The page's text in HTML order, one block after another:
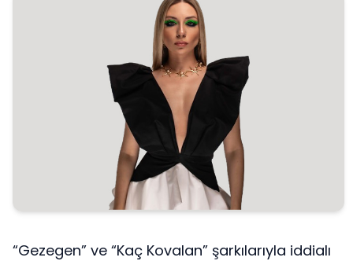
“Gezegen” ve “Kaç Kovalan” şarkılarıyla iddialı